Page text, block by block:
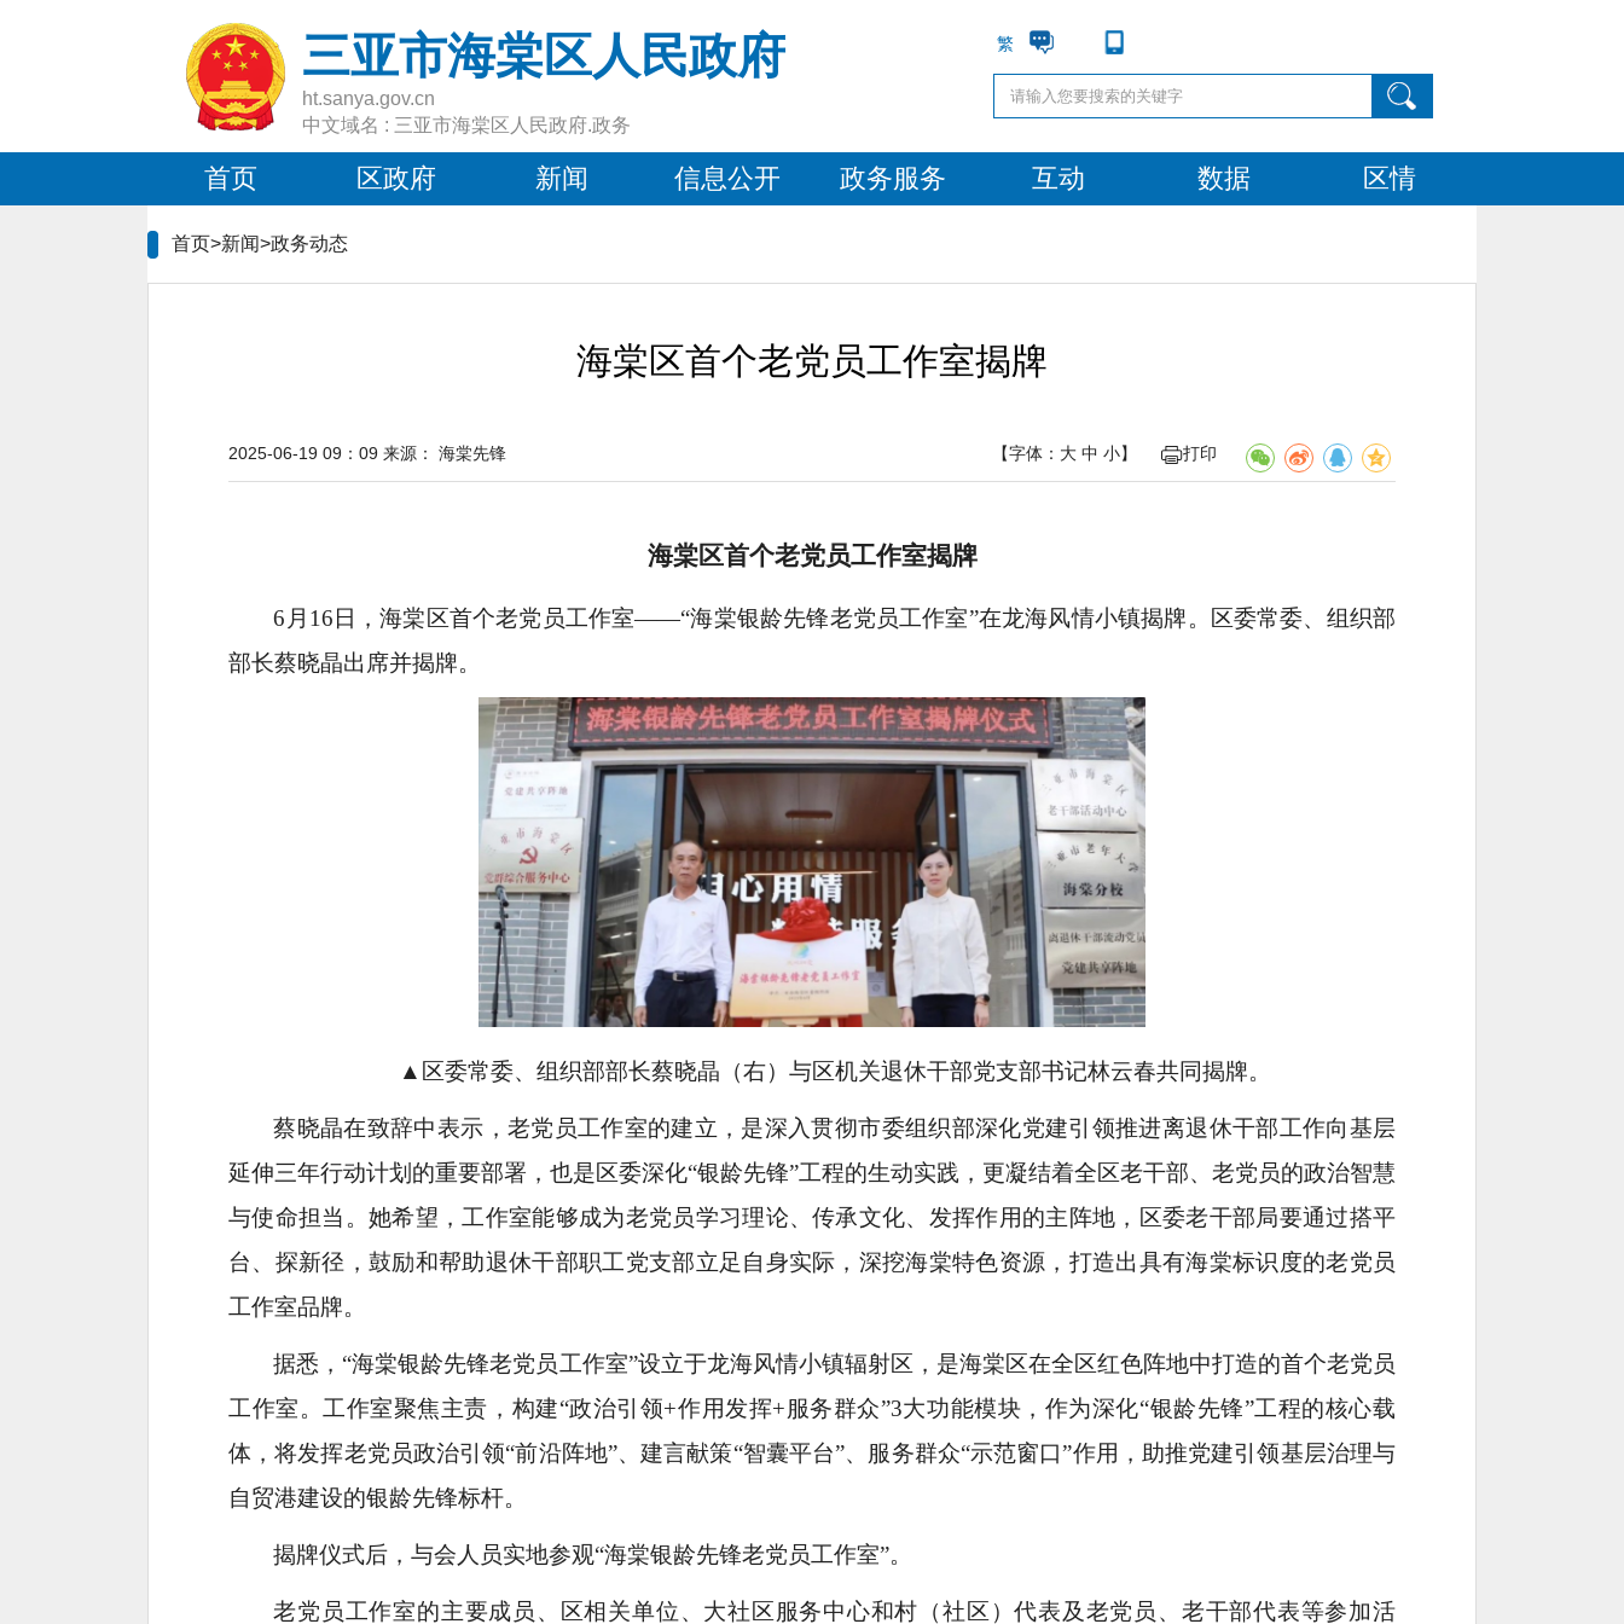
三亚市海棠区人民政府
ht.sanya.gov.cn
中文域名 : 三亚市海棠区人民政府.政务
繁
首页 区政府 新闻 信息公开 政务服务 互动 数据 区情
首页>新闻>政务动态
海棠区首个老党员工作室揭牌
【字体： 大 中 小】 打印
2025-06-19 09：09 来源： 海棠先锋
海棠区首个老党员工作室揭牌
6月16日，海棠区首个老党员工作室——“海棠银龄先锋老党员工作室”在龙海风情小镇揭牌。区委常委、组织部
部长蔡晓晶出席并揭牌。
▲区委常委、组织部部长蔡晓晶（右）与区机关退休干部党支部书记林云春共同揭牌。
蔡晓晶在致辞中表示，老党员工作室的建立，是深入贯彻市委组织部深化党建引领推进离退休干部工作向基层
延伸三年行动计划的重要部署，也是区委深化“银龄先锋”工程的生动实践，更凝结着全区老干部、老党员的政治智慧
与使命担当。她希望，工作室能够成为老党员学习理论、传承文化、发挥作用的主阵地，区委老干部局要通过搭平
台、探新径，鼓励和帮助退休干部职工党支部立足自身实际，深挖海棠特色资源，打造出具有海棠标识度的老党员
工作室品牌。
据悉，“海棠银龄先锋老党员工作室”设立于龙海风情小镇辐射区，是海棠区在全区红色阵地中打造的首个老党员
工作室。工作室聚焦主责，构建“政治引领+作用发挥+服务群众”3大功能模块，作为深化“银龄先锋”工程的核心载
体，将发挥老党员政治引领“前沿阵地”、建言献策“智囊平台”、服务群众“示范窗口”作用，助推党建引领基层治理与
自贸港建设的银龄先锋标杆。
揭牌仪式后，与会人员实地参观“海棠银龄先锋老党员工作室”。
老党员工作室的主要成员、区相关单位、大社区服务中心和村（社区）代表及老党员、老干部代表等参加活